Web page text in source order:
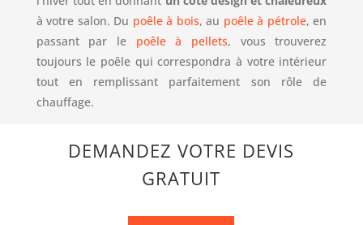
à votre salon. Du poêle à bois, au poêle à pétrole, en
passant par le poêle à pellets, vous trouverez
toujours le poêle qui correspondra à votre intérieur
tout en remplissant parfaitement son rôle de
chauffage.
DEMANDEZ VOTRE DEVIS
GRATUIT